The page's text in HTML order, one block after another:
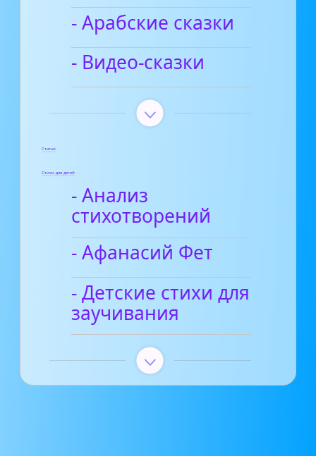
- Арабские сказки
- Видео-сказки
Статьи
Стихи для детей
- Анализ
стихотворений
- Афанасий Фет
- Детские стихи для
заучивания